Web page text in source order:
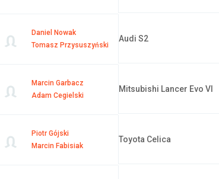
Daniel Nowak
Tomasz Przysuszyński
Audi S2
Marcin Garbacz
Adam Cegielski
Mitsubishi Lancer Evo VI
Piotr Gójski
Marcin Fabisiak
Toyota Celica